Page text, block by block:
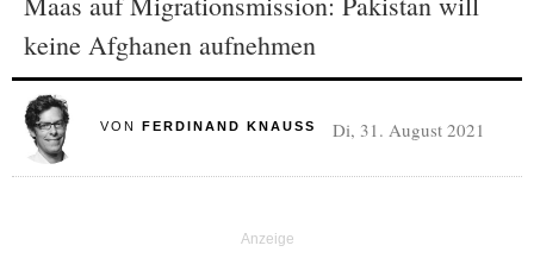
keine Afghanen aufnehmen
VON FERDINAND KNAUSS Di, 31. August 2021